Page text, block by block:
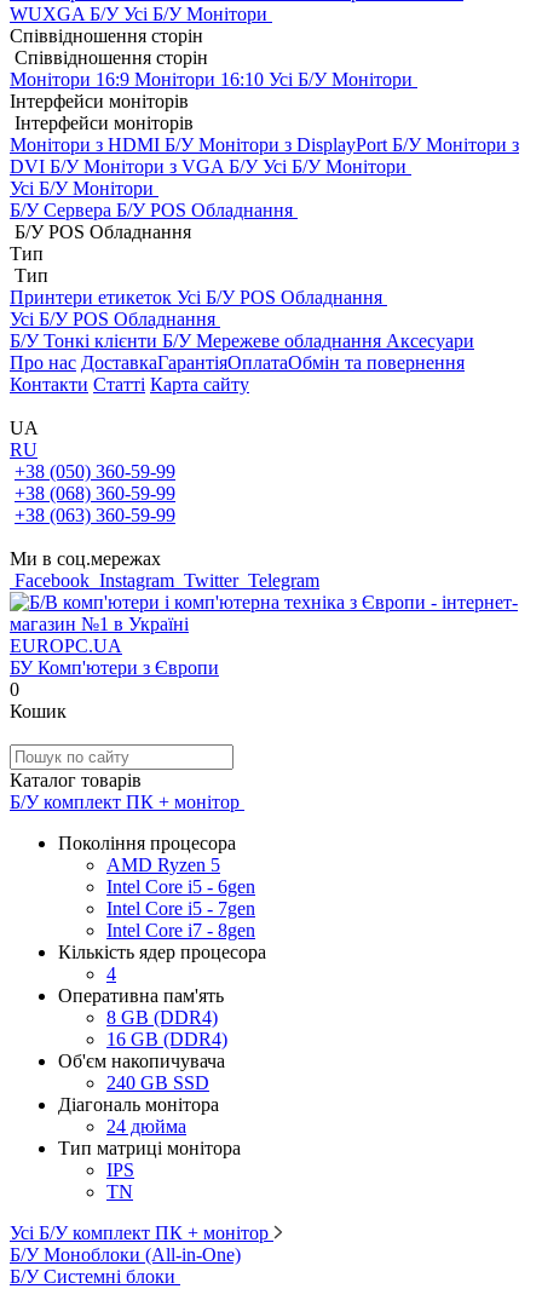
WUXGA Б/УУсі Б/У Монітори
Співвідношення сторін
Співвідношення сторін
Монітори 16:9 Монітори 16:10 Усі Б/У Монітори
Інтерфейси моніторів
Інтерфейси моніторів
Монітори з HDMI Б/УМонітори з DisplayPort Б/УМонітори з
DVI Б/УМонітори з VGA Б/УУсі Б/У Монітори
Усі Б/У Монітори
Б/У Сервера Б/У POS Обладнання
Б/У POS Обладнання
Тип
Тип
Принтери етикеток Усі Б/У POS Обладнання
Усі Б/У POS Обладнання
Б/У Тонкі клієнти Б/У Мережеве обладнання Аксесуари
Про нас ДоставкаГарантіяОплатаОбмін та повернення
Контакти Статті Карта сайту
UA
RU
+38 (050) 360-59-99
+38 (068) 360-59-99
+38 (063) 360-59-99
Ми в соц.мережах
Facebook Instagram Twitter Telegram
EUROPC.UA
БУ Комп'ютери з Європи
0
Кошик
Каталог товарів
Б/У комплект ПК + монітор
Покоління процесора
AMD Ryzen 5
Intel Core i5 - 6gen
Intel Core i5 - 7gen
Intel Core i7 - 8gen
Кількість ядер процесора
4
Оперативна пам'ять
8 GB (DDR4)
16 GB (DDR4)
Об'єм накопичувача
240 GB SSD
Діагональ монітора
24 дюйма
Тип матриці монітора
IPS
TN
Усі Б/У комплект ПК + монітор
Б/У Моноблоки (All-in-One)
Б/У Системні блоки